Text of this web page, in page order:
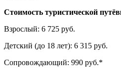
Стоимость туристической
Взрослый: 6 725 руб.
Детский (до 18 лет): 6 315 руб.
Сопровождающий: 990 руб.*